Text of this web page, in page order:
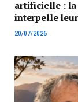
artificielle : la
interpelle
20/07/2026